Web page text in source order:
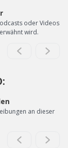
oder Videos
wird.
an dieser